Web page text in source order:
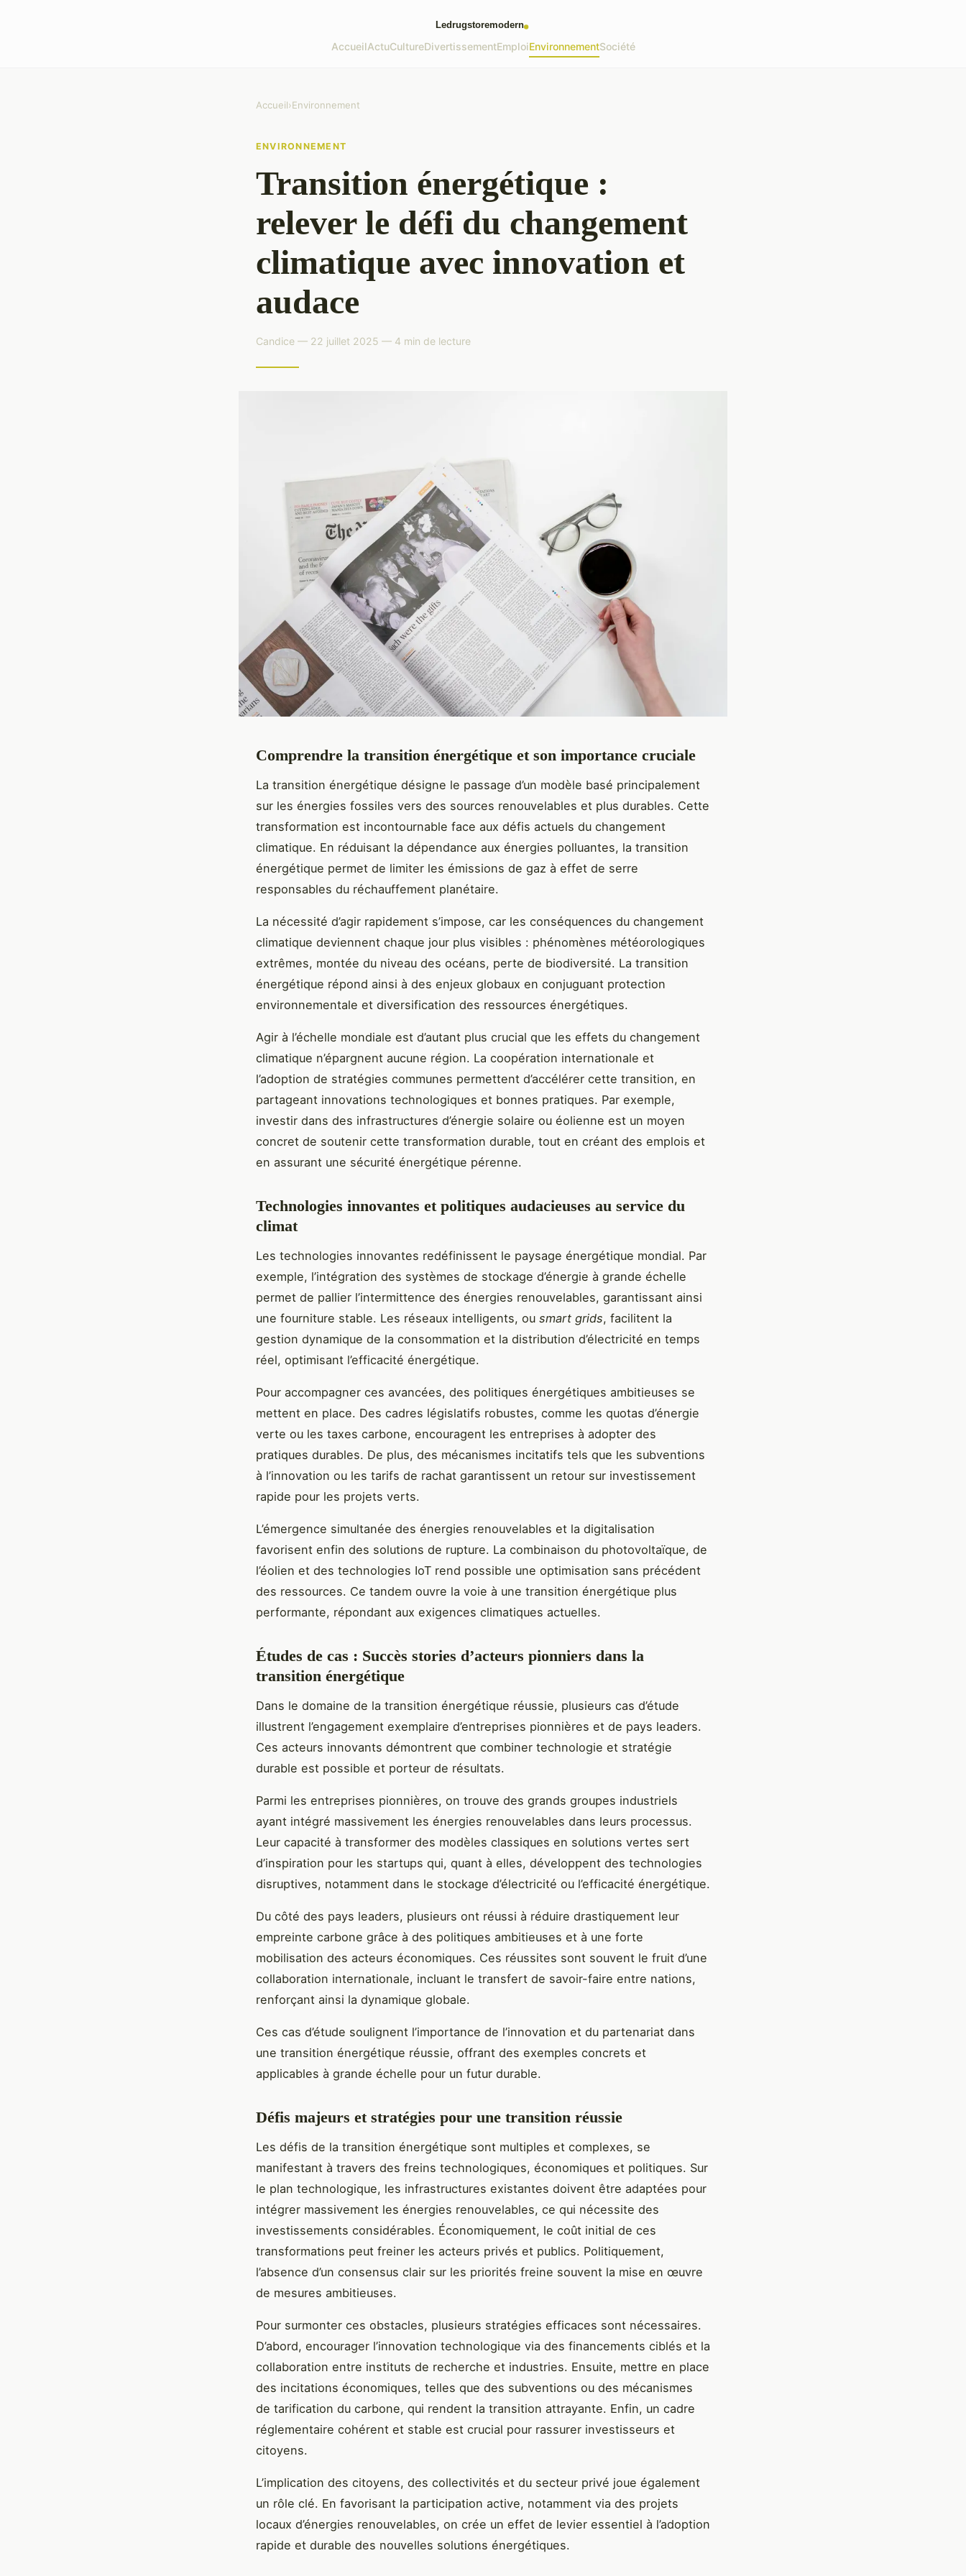
AccueilActuCultureDivertissementEmploiEnvironnementSociété
Accueil›Environnement
ENVIRONNEMENT
Transition énergétique :
relever le défi du changement
climatique avec innovation et
audace
Candice — 22 juillet 2025 — 4 min de lecture
Comprendre la transition énergétique et son importance cruciale
La transition énergétique désigne le passage d’un modèle basé principalement
sur les énergies fossiles vers des sources renouvelables et plus durables. Cette
transformation est incontournable face aux défis actuels du changement
climatique. En réduisant la dépendance aux énergies polluantes, la transition
énergétique permet de limiter les émissions de gaz à effet de serre
responsables du réchauffement planétaire.
La nécessité d’agir rapidement s’impose, car les conséquences du changement
climatique deviennent chaque jour plus visibles : phénomènes météorologiques
extrêmes, montée du niveau des océans, perte de biodiversité. La transition
énergétique répond ainsi à des enjeux globaux en conjuguant protection
environnementale et diversification des ressources énergétiques.
Agir à l’échelle mondiale est d’autant plus crucial que les effets du changement
climatique n’épargnent aucune région. La coopération internationale et
l’adoption de stratégies communes permettent d’accélérer cette transition, en
partageant innovations technologiques et bonnes pratiques. Par exemple,
investir dans des infrastructures d’énergie solaire ou éolienne est un moyen
concret de soutenir cette transformation durable, tout en créant des emplois et
en assurant une sécurité énergétique pérenne.
Technologies innovantes et politiques audacieuses au service du
climat
Les technologies innovantes redéfinissent le paysage énergétique mondial. Par
exemple, l’intégration des systèmes de stockage d’énergie à grande échelle
permet de pallier l’intermittence des énergies renouvelables, garantissant ainsi
une fourniture stable. Les réseaux intelligents, ou smart grids, facilitent la
gestion dynamique de la consommation et la distribution d’électricité en temps
réel, optimisant l’efficacité énergétique.
Pour accompagner ces avancées, des politiques énergétiques ambitieuses se
mettent en place. Des cadres législatifs robustes, comme les quotas d’énergie
verte ou les taxes carbone, encouragent les entreprises à adopter des
pratiques durables. De plus, des mécanismes incitatifs tels que les subventions
à l’innovation ou les tarifs de rachat garantissent un retour sur investissement
rapide pour les projets verts.
L’émergence simultanée des énergies renouvelables et la digitalisation
favorisent enfin des solutions de rupture. La combinaison du photovoltaïque, de
l’éolien et des technologies IoT rend possible une optimisation sans précédent
des ressources. Ce tandem ouvre la voie à une transition énergétique plus
performante, répondant aux exigences climatiques actuelles.
Études de cas : Succès stories d’acteurs pionniers dans la
transition énergétique
Dans le domaine de la transition énergétique réussie, plusieurs cas d’étude
illustrent l’engagement exemplaire d’entreprises pionnières et de pays leaders.
Ces acteurs innovants démontrent que combiner technologie et stratégie
durable est possible et porteur de résultats.
Parmi les entreprises pionnières, on trouve des grands groupes industriels
ayant intégré massivement les énergies renouvelables dans leurs processus.
Leur capacité à transformer des modèles classiques en solutions vertes sert
d’inspiration pour les startups qui, quant à elles, développent des technologies
disruptives, notamment dans le stockage d’électricité ou l’efficacité énergétique.
Du côté des pays leaders, plusieurs ont réussi à réduire drastiquement leur
empreinte carbone grâce à des politiques ambitieuses et à une forte
mobilisation des acteurs économiques. Ces réussites sont souvent le fruit d’une
collaboration internationale, incluant le transfert de savoir-faire entre nations,
renforçant ainsi la dynamique globale.
Ces cas d’étude soulignent l’importance de l’innovation et du partenariat dans
une transition énergétique réussie, offrant des exemples concrets et
applicables à grande échelle pour un futur durable.
Défis majeurs et stratégies pour une transition réussie
Les défis de la transition énergétique sont multiples et complexes, se
manifestant à travers des freins technologiques, économiques et politiques. Sur
le plan technologique, les infrastructures existantes doivent être adaptées pour
intégrer massivement les énergies renouvelables, ce qui nécessite des
investissements considérables. Économiquement, le coût initial de ces
transformations peut freiner les acteurs privés et publics. Politiquement,
l’absence d’un consensus clair sur les priorités freine souvent la mise en œuvre
de mesures ambitieuses.
Pour surmonter ces obstacles, plusieurs stratégies efficaces sont nécessaires.
D’abord, encourager l’innovation technologique via des financements ciblés et la
collaboration entre instituts de recherche et industries. Ensuite, mettre en place
des incitations économiques, telles que des subventions ou des mécanismes
de tarification du carbone, qui rendent la transition attrayante. Enfin, un cadre
réglementaire cohérent et stable est crucial pour rassurer investisseurs et
citoyens.
L’implication des citoyens, des collectivités et du secteur privé joue également
un rôle clé. En favorisant la participation active, notamment via des projets
locaux d’énergies renouvelables, on crée un effet de levier essentiel à l’adoption
rapide et durable des nouvelles solutions énergétiques.